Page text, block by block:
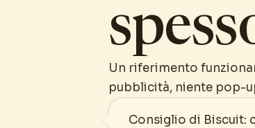
Un riferimento
pubblicità, niente pop-
Consiglio di Biscuit: